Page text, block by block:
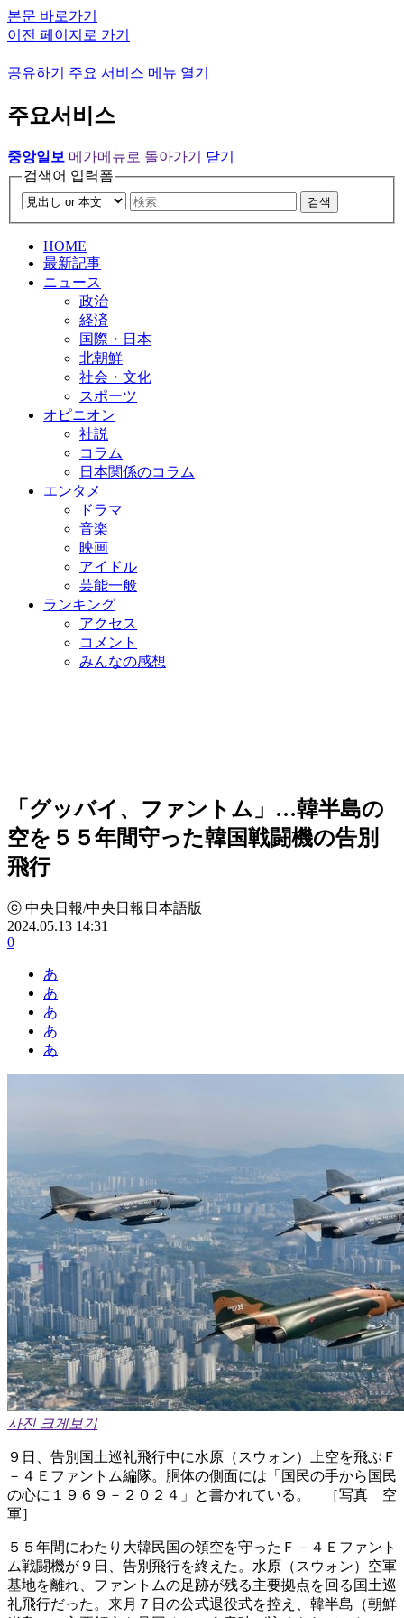
본문 바로가기
이전 페이지로 가기
공유하기 주요 서비스 메뉴 열기
주요서비스
중앙일보 메가메뉴로 돌아가기
닫기
검색어 입력폼
검색
HOME
最新記事
ニュース
政治
経済
国際・日本
北朝鮮
社会・文化
スポーツ
オピニオン
社説
コラム
日本関係のコラム
エンタメ
ドラマ
音楽
映画
アイドル
芸能一般
ランキング
アクセス
コメント
みんなの感想
「グッバイ、ファントム」…韓半島の
空を５５年間守った韓国戦闘機の告別
飛行
ⓒ 中央日報/中央日報日本語版
2024.05.13 14:31
0
あ
あ
あ
あ
あ
사진 크게보기
９日、告別国土巡礼飛行中に水原（スウォン）上空を飛ぶＦ
－４Ｅファントム編隊。胴体の側面には「国民の手から国民
の心に１９６９－２０２４」と書かれている。 ［写真 空
軍］
５５年間にわたり大韓民国の領空を守ったＦ－４Ｅファント
ム戦闘機が９日、告別飛行を終えた。水原（スウォン）空軍
基地を離れ、ファントムの足跡が残る主要拠点を回る国土巡
礼飛行だった。来月７日の公式退役式を控え、韓半島（朝鮮